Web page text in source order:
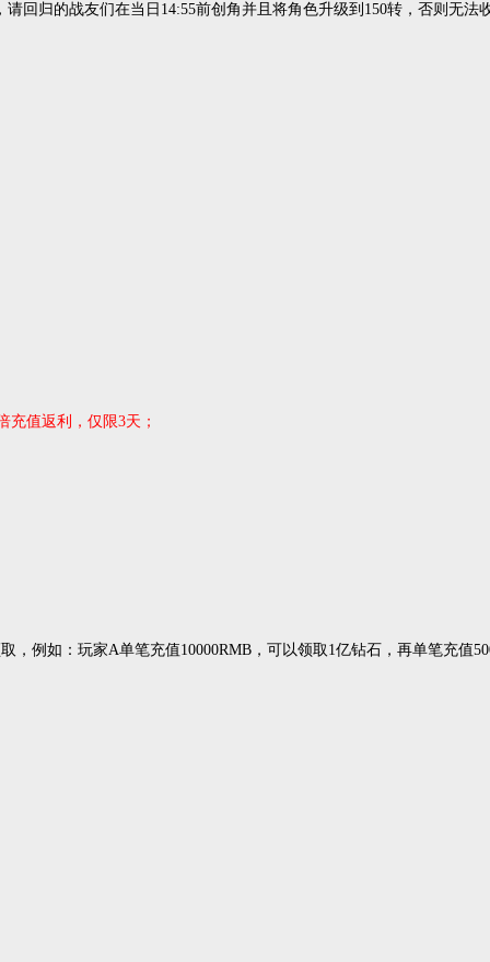
回归的战友们在当日14:55前创角并且将角色升级到150转，否则无法
充值返利，仅限3天；
例如：玩家A单笔充值10000RMB，可以领取1亿钻石，再单笔充值